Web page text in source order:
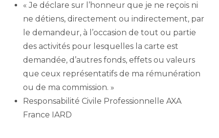
« Je déclare sur l’honneur que je ne reçois ni
ne détiens, directement ou indirectement, par
le demandeur, à l’occasion de tout ou partie
des activités pour lesquelles la carte est
demandée, d’autres fonds, effets ou valeurs
que ceux représentatifs de ma rémunération
ou de ma commission. »
Responsabilité Civile Professionnelle AXA
France IARD